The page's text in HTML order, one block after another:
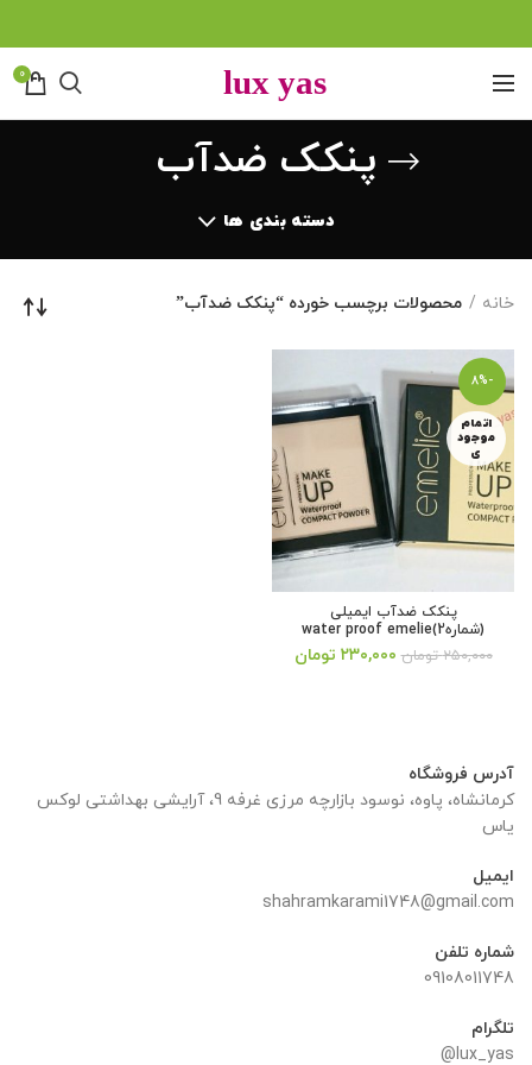
0
پنکک ضدآب
دسته بندی ها
خانه محصولات برچسب خورده “پنکک ضدآب”
-8%
اتمام
موجود
ی
پنکک ضدآب ایمیلی
(شماره2)water proof emelie
۲۵۰,۰۰۰ تومان قیمت
۲۳۰,۰۰۰ تومان
آدرس فروشگاه
کرمانشاه، پاوه، نوسود بازارچه مرزی غرفه 9، آرایشی بهداشتی لوکس
یاس
ایمیل
shahramkarami1748@gmail.com
شماره تلفن
09108011748
تلگرام
lux_yas@